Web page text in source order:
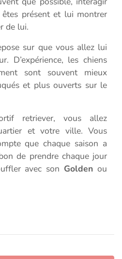
présent et lui montrer
de lui.
sur que vous allez lui
D’expérience, les chiens
sont souvent mieux
et plus ouverts sur le
retriever, vous allez
et votre ville. Vous
que chaque saison a
de prendre chaque jour
avec son Golden ou